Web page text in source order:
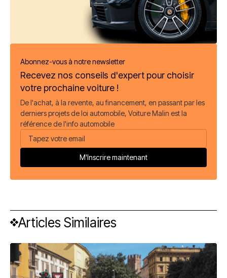
Abonnez-vous à notre newsletter
Recevez nos conseils d'expert pour choisir
votre prochaine voiture !
De l'achat, à la revente, au financement, en passant par les
derniers projets de loi automobile, Voiture Malin est la
référence de l'info automobile
Articles Similaires